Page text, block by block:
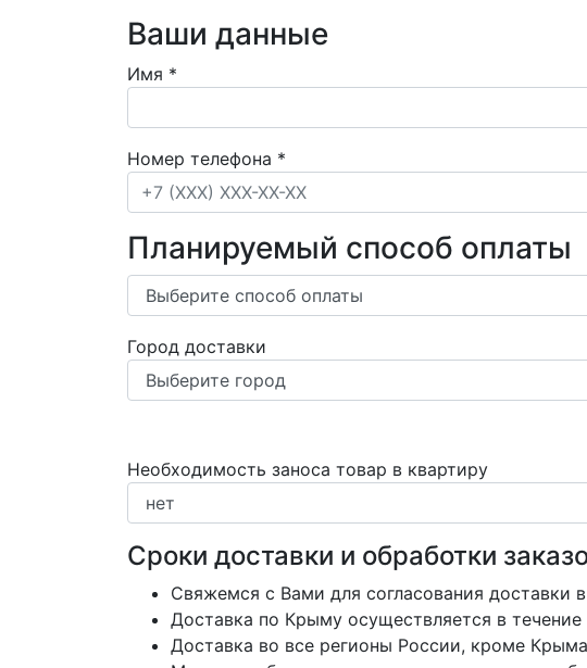
Ваши данные
Имя *
Номер телефона *
Планируемый способ оплаты
Город доставки
Необходимость заноса товар в квартиру
Сроки доставки и обработки
Свяжемся с Вами для согласования доставки
Доставка по Крыму осуществляется в
Доставка во все регионы России, кроме